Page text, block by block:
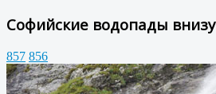
Софийские водопады внизу
857 856